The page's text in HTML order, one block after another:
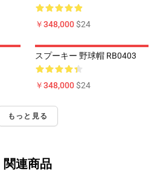
￥348,000$24
スプーキー 野球帽 RB0403
￥348,000$24
もっと見る
関連商品